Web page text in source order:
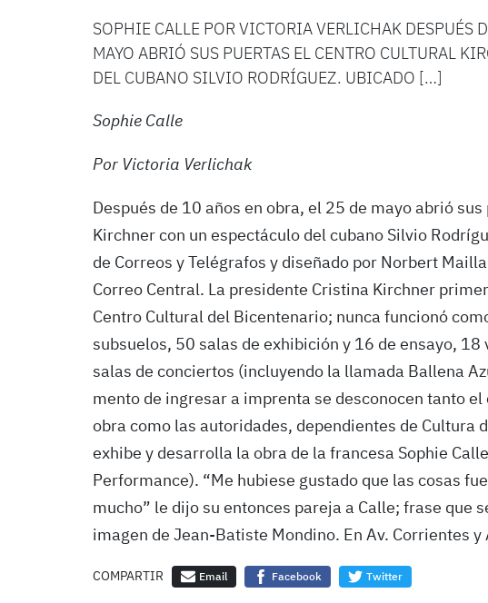
SOPHIE CALLE POR VICTORIA VERLICHAK DESPUÉS
MAYO ABRIÓ SUS PUERTAS EL CENTRO CULTURAL
DEL CUBANO SILVIO RODRÍGUEZ. UBICA­DO […]
Sophie Calle
Por Victoria Verlichak
Después de 10 años en obra, el 25 de mayo abrió
Kirchner con un espectáculo del cubano Silvio
de Correos y Telégrafos y diseñado por Norbert
Correo Central. La presidente Cris­tina Kirchner
Centro Cultural del Bicentenario; nunca funcionó
subsuelos, 50 sa­las de exhibición y 16 de ensayo,
salas de conciertos (incluyendo la llamada Ballena
mento de ingresar a imprenta se desconocen tanto
obra como las au­toridades, dependientes de Cultura
exhibe y desarrolla la obra de la francesa Sophie
Performance). “Me hubiese gustado que las cosas
mucho” le dijo su entonces pareja a Calle; frase que
imagen de Jean-Batiste Mon­dino. En Av. Corrientes
COMPARTIR Email Facebook Twitter